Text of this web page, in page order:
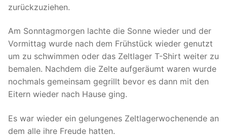
zurückzuziehen.
Am Sonntagmorgen lachte die Sonne wieder und der
Vormittag wurde nach dem Frühstück wieder genutzt
um zu schwimmen oder das Zeltlager T-Shirt weiter zu
bemalen. Nachdem die Zelte aufgeräumt waren wurde
nochmals gemeinsam gegrillt bevor es dann mit den
Eitern wieder nach Hause ging.
Es war wieder ein gelungenes Zeltlagerwochenende an
dem alle ihre Freude hatten.